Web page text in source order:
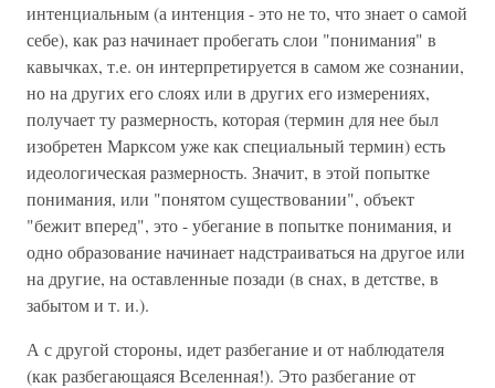
интенциальным (а интенция - это не то, что знает о самой
себе), как раз начинает пробегать слои "понимания" в
кавычках, т.е. он интерпретируется в самом же сознании,
но на других его слоях или в других его измерениях,
получает ту размерность, которая (термин для нее был
изобретен Марксом уже как специальный термин) есть
идеологическая размерность. Значит, в этой попытке
понимания, или "понятом существовании", объект
"бежит вперед", это - убегание в попытке понимания, и
одно образование начинает надстраиваться на другое или
на другие, на оставленные позади (в снах, в детстве, в
забытом и т. и.).
А с другой стороны, идет разбегание и от наблюдателя
(как разбегающаяся Вселенная!). Это разбегание от